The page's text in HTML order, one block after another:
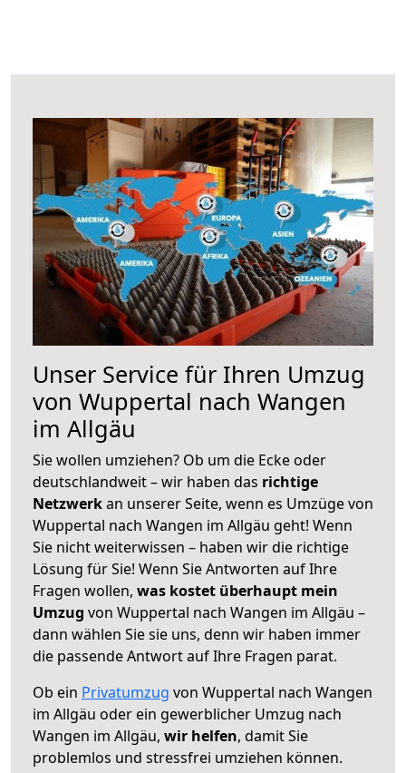
Unser Service für Ihren Umzug
von Wuppertal nach Wangen
im Allgäu
Sie wollen umziehen? Ob um die Ecke oder
deutschlandweit – wir haben das richtige
Netzwerkan unserer Seite, wenn es Umzüge von
Wuppertal nach Wangen im Allgäu geht! Wenn
Sie nicht weiterwissen – haben wir die richtige
Lösung für Sie! Wenn Sie Antworten auf Ihre
Fragen wollen, was kostet überhaupt mein
Umzug von Wuppertal nach Wangen im Allgäu –
dann wählen Sie sie uns, denn wir haben immer
die passende Antwort auf Ihre Fragen parat.
Ob ein Privatumzug von Wuppertal nach Wangen
im Allgäu oder ein gewerblicher Umzug nach
Wangen im Allgäu, wir helfen, damit Sie
problemlos und stressfrei umziehen können.